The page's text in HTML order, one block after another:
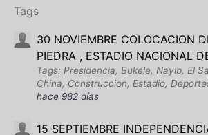
Tags
30 NOVIEMBRE COLOCACION
PIEDRA , ESTADIO NACIONAL
Tags: Presidencia, Bukele, Nayib, El
China, Construccion, Estadio,
hace 982 días
15 SEPTIEMBRE